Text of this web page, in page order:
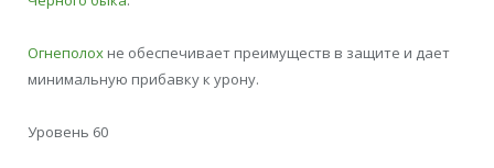
Огнеполох не обеспечивает преимуществ в защите и дает
минимальную прибавку к урону.
Уровень 60